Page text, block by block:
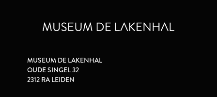
MUSEUM DE LAKENHAL
OUDE SINGEL 32
2312 RA LEIDEN